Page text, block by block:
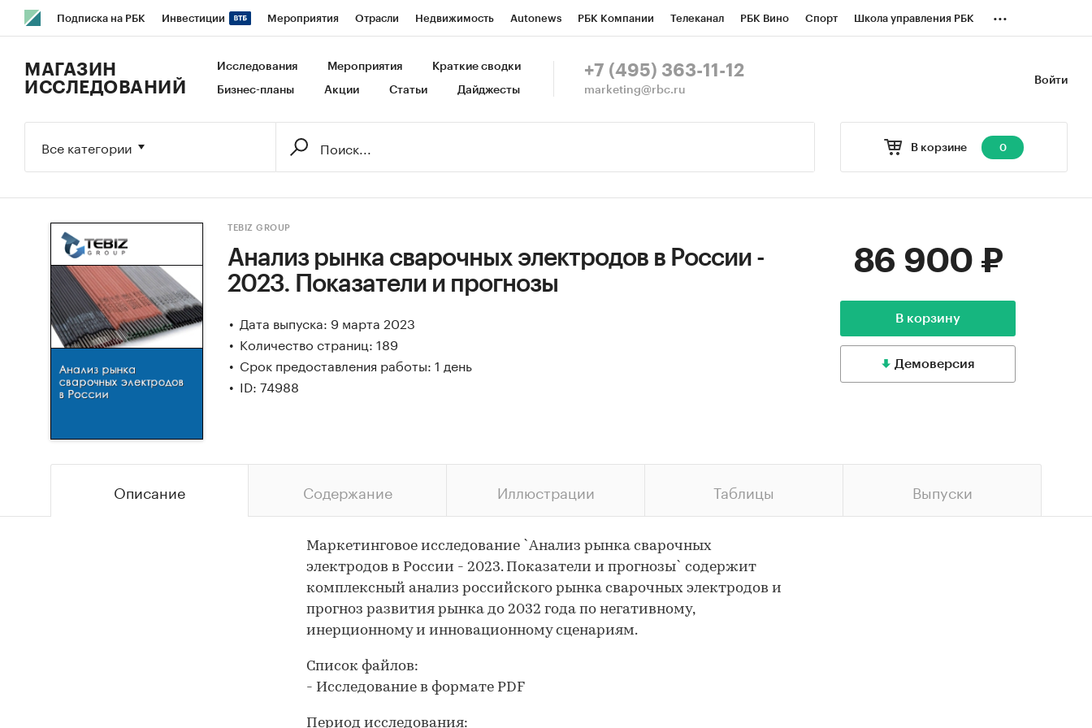
Подписка на РБК Инвестиции Мероприятия Отрасли Недвижимость Autonews РБК Компании Телеканал РБК Вино Спорт Школа управления РБК
Исследования Кредитные рейтинги Франшизы Газета Спецпроекты СПб Конференции СПб Спецпроекты
...
Войти
МАГАЗИН
ИССЛЕДОВАНИЙ
Исследования Мероприятия Краткие сводки
Бизнес-планы Акции Статьи Дайджесты
+7 (495) 363-11-12
marketing@rbc.ru
В корзине 0
Все категории
TEBIZ GROUP
Анализ рынка сварочных электродов в России -
2023. Показатели и прогнозы
Дата выпуска: 9 марта 2023
Количество страниц: 189
Срок предоставления работы: 1 день
ID: 74988
86 900 ₽
В корзину
Демоверсия
Описание Содержание Иллюстрации Таблицы Выпуски
Маркетинговое исследование `Анализ рынка сварочных
электродов в России - 2023. Показатели и прогнозы` содержит
комплексный анализ российского рынка сварочных электродов и
прогноз развития рынка до 2032 года по негативному,
инерционному и инновационному сценариям.
Список файлов:
- Исследование в формате PDF
Период исследования: